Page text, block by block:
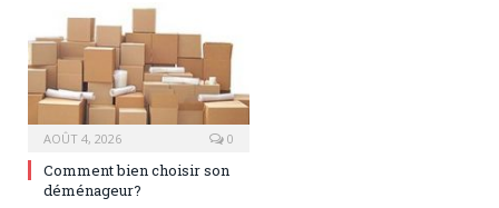
AOÛT 4, 2026 0
Comment bien choisir son
déménageur?